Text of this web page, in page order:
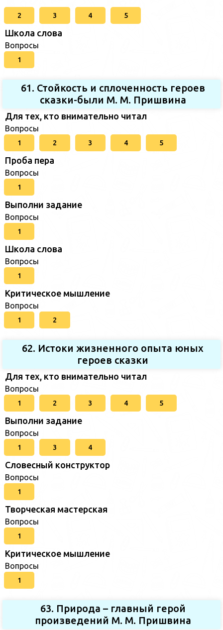
2 3 4 5
Школа слова
Вопросы
1
61. Стойкость и сплоченность героев
сказки-были М. М. Пришвина
Для тех, кто внимательно читал
Вопросы
1 2 3 4 5
Проба пера
Вопросы
1
Выполни задание
Вопросы
1
Школа слова
Вопросы
1
Критическое мышление
Вопросы
1 2
62. Истоки жизненного опыта юных
героев сказки
Для тех, кто внимательно читал
Вопросы
1 2 3 4 5
Выполни задание
Вопросы
1 3 4
Словесный конструктор
Вопросы
1
Творческая мастерская
Вопросы
1
Критическое мышление
Вопросы
1
63. Природа – главный герой
произведений М. М. Пришвина